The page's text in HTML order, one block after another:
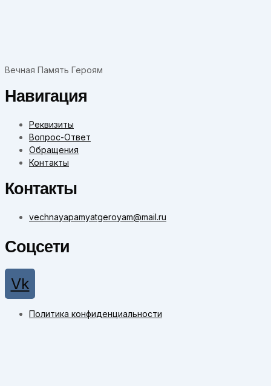
Вечная Память Героям
Навигация
Реквизиты
Вопрос-Ответ
Обращения
Контакты
Контакты
vechnayapamyatgeroyam@mail.ru
Соцсети
Vk
Политика конфиденциальности